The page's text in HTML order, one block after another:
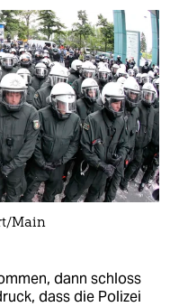
Main
dann schloss
dass die Polizei